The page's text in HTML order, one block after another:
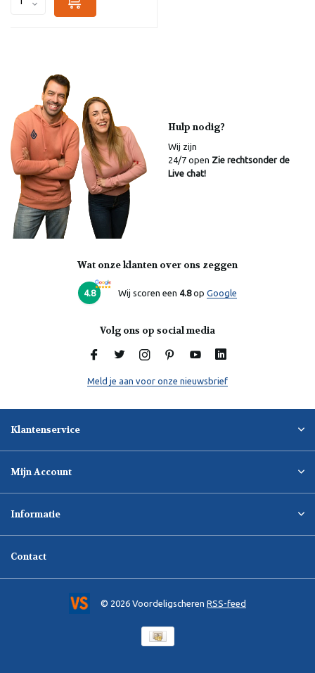
Hulp nodig?
Wij zijn
24/7 open Zie rechtsonder de
Live chat!
Wat onze klanten over ons zeggen
4.8 Wij scoren een 4.8op Google
Volg ons op social media
Meld je aan voor onze nieuwsbrief
Klantenservice
Mijn Account
Informatie
Contact
© 2026 Voordeligscheren RSS-feed